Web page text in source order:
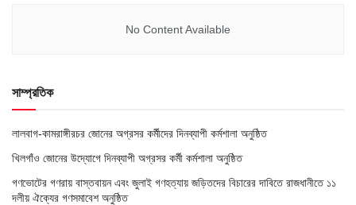
No Content Available
সাম্প্রতিক
লালবাগ-কামরাঙ্গীরচর জোনের অগ্রসর কর্মীদের দিনব্যাপী কর্মশালা অনুষ্ঠিত
খিলগাঁও জোনের উদ্যোগে দিনব্যাপী অগ্রসর কর্মী কর্মশালা অনুষ্ঠিত
গণভোটের গণরায় বাস্তবায়ন এবং জুলাই গণহত্যায় জড়িতদের বিচারের দাবিতে রাজধানীতে ১১
দলীয় ঐক্যের গণসমাবেশ অনুষ্ঠিত